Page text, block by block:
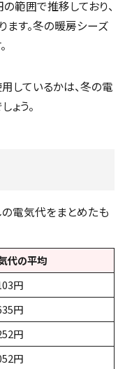
範囲で推移しており、
す。冬の暖房シーズ
しているかは、冬の電
う。
電気代をまとめたも
代の平均
円
円
円
円